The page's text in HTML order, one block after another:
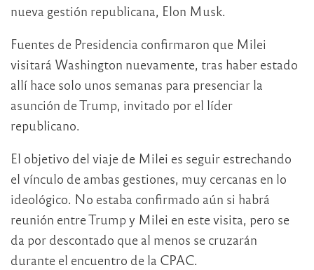
nueva gestión republicana, Elon Musk.
Fuentes de Presidencia confirmaron que Milei
visitará Washington nuevamente, tras haber estado
allí hace solo unos semanas para presenciar la
asunción de Trump, invitado por el líder
republicano.
El objetivo del viaje de Milei es seguir estrechando
el vínculo de ambas gestiones, muy cercanas en lo
ideológico. No estaba confirmado aún si habrá
reunión entre Trump y Milei en este visita, pero se
da por descontado que al menos se cruzarán
durante el encuentro de la CPAC.